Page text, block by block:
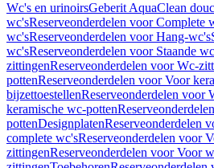
Wc's en urinoirsGeberit AquaClean
wc'sReserveonderdelen voor Complete
wc'sReserveonderdelen voor Hang-wc's
wc'sReserveonderdelen voor Staande
zittingenReserveonderdelen voor Wc-
pottenReserveonderdelen voor Voor
bijzettoestellenReserveonderdelen voor
keramische wc-potten
pottenDesignplatenReserveonderdelen
complete wc'sReserveonderdelen voor
zittingenReserveonderdelen voor Voor